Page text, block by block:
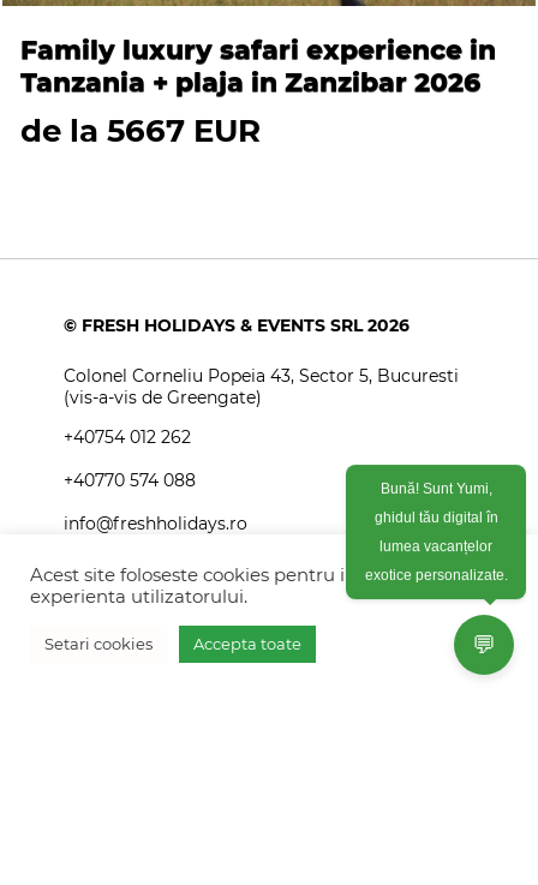
Family luxury safari experience in
Tanzania + plaja in Zanzibar 2026
de la 5667 EUR
Vreau oferta personalizata
© FRESH HOLIDAYS & EVENTS SRL 2026
Colonel Corneliu Popeia 43, Sector 5, Bucuresti
(vis-a-vis de Greengate)
+40754 012 262
+40770 574 088
info@freshholidays.ro
Povestile noastre
Contact Fresh Holidays
Acest site foloseste cookies pentru imbunatati
experienta utilizatorului.
Setari cookies Accepta toate 💬
Bună! Sunt Yumi,
ghidul tău digital în
lumea vacanțelor
exotice personalizate.